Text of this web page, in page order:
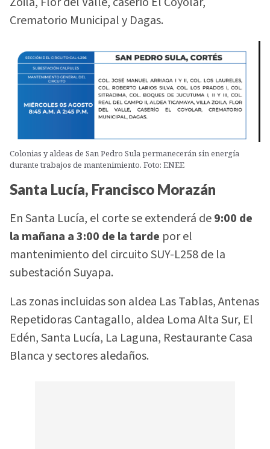
Crematorio Municipal y Dagas.
Colonias y aldeas de San Pedro Sula permanecerán sin energía
durante trabajos de mantenimiento. Foto: ENEE
Santa Lucía, Francisco Morazán
En Santa Lucía, el corte se extenderá de9:00 de
la mañana a 3:00 de la tarde por el
mantenimiento del circuito SUY-L258 de la
subestación Suyapa.
Las zonas incluidas son aldea Las Tablas, Antenas
Repetidoras Cantagallo, aldea Loma Alta Sur, El
Edén, Santa Lucía, La Laguna, Restaurante Casa
Blanca y sectores aledaños.